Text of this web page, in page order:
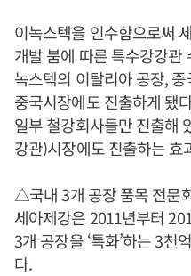
이녹스텍을 인수함으로써
개발 붐에 따른 특수강강관
녹스텍의 이탈리아 공장,
중국시장에도 진출하게 됐
일부 철강회사들만 진출해
강관)시장에도 진출하는 효
△국내 3개 공장 품목 전문
세아제강은 2011년부터
3개 공장을 ‘특화’하는 3천
다.